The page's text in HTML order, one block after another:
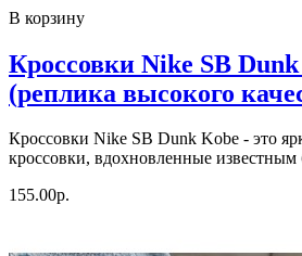
В корзину
Кроссовки Nike SB
(реплика высокого
Кроссовки Nike SB Dunk Kobe - это
кроссовки, вдохновленные известным
155.00р.